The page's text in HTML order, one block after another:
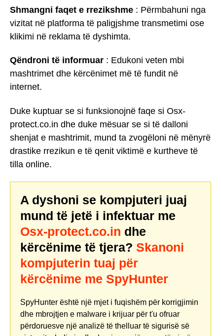
Shmangni faqet e rrezikshme : Përmbahuni nga
vizitat në platforma të paligjshme transmetimi ose
klikimi në reklama të dyshimta.
Qëndroni të informuar : Edukoni veten mbi
mashtrimet dhe kërcënimet më të fundit në
internet.
Duke kuptuar se si funksionojnë faqe si Osx-
protect.co.in dhe duke mësuar se si të dalloni
shenjat e mashtrimit, mund ta zvogëloni në mënyrë
drastike rrezikun e të qenit viktimë e kurtheve të
tilla online.
A dyshoni se kompjuteri juaj
mund të jetë i infektuar me
Osx-protect.co.in dhe
kërcënime të tjera? Skanoni
kompjuterin tuaj për
kërcënime me SpyHunter
SpyHunter është një mjet i fuqishëm për korrigjimin
dhe mbrojtjen e malware i krijuar për t'u ofruar
përdoruesve një analizë të thelluar të sigurisë së